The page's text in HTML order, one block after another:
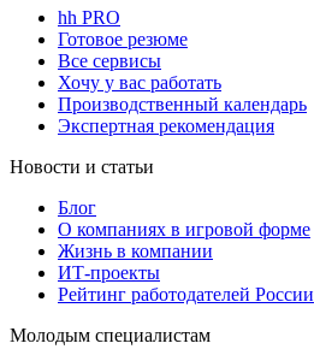
hh PRO
Готовое резюме
Все сервисы
Хочу у вас работать
Производственный календарь
Экспертная рекомендация
Новости и статьи
Блог
О компаниях в игровой форме
Жизнь в компании
ИТ-проекты
Рейтинг работодателей России
Молодым специалистам